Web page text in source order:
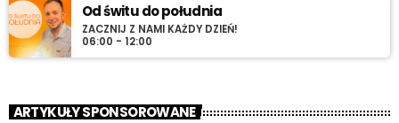
Od świtu do południa
ZACZNIJ Z NAMI KAŻDY DZIEŃ!
06:00 - 12:00
ARTYKUŁY SPONSOROWANE